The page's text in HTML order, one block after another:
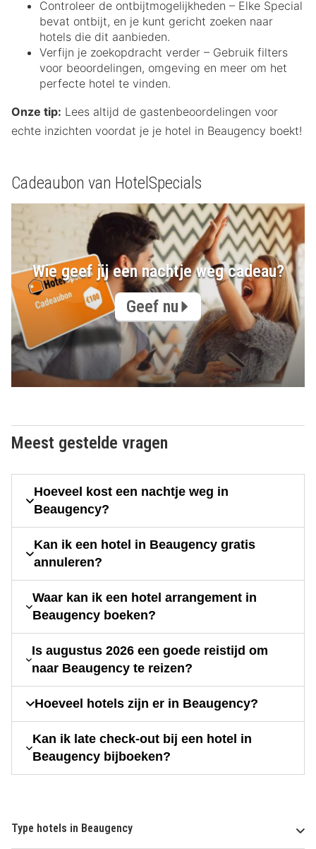
Controleer de ontbijtmogelijkheden – Elke Special
bevat ontbijt, en je kunt gericht zoeken naar
hotels die dit aanbieden.
Verfijn je zoekopdracht verder – Gebruik filters
voor beoordelingen, omgeving en meer om het
perfecte hotel te vinden.
Onze tip: Lees altijd de gastenbeoordelingen voor
echte inzichten voordat je je hotel in Beaugency boekt!
Cadeaubon van HotelSpecials
Wie geef jij een nachtje weg cadeau?
Geef nu
Meest gestelde vragen
Hoeveel kost een nachtje weg in
Beaugency?
Kan ik een hotel in Beaugency gratis
annuleren?
Waar kan ik een hotel arrangement in
Beaugency boeken?
Is augustus 2026 een goede reistijd om
naar Beaugency te reizen?
Hoeveel hotels zijn er in Beaugency?
Kan ik late check-out bij een hotel in
Beaugency bijboeken?
Type hotels in Beaugency